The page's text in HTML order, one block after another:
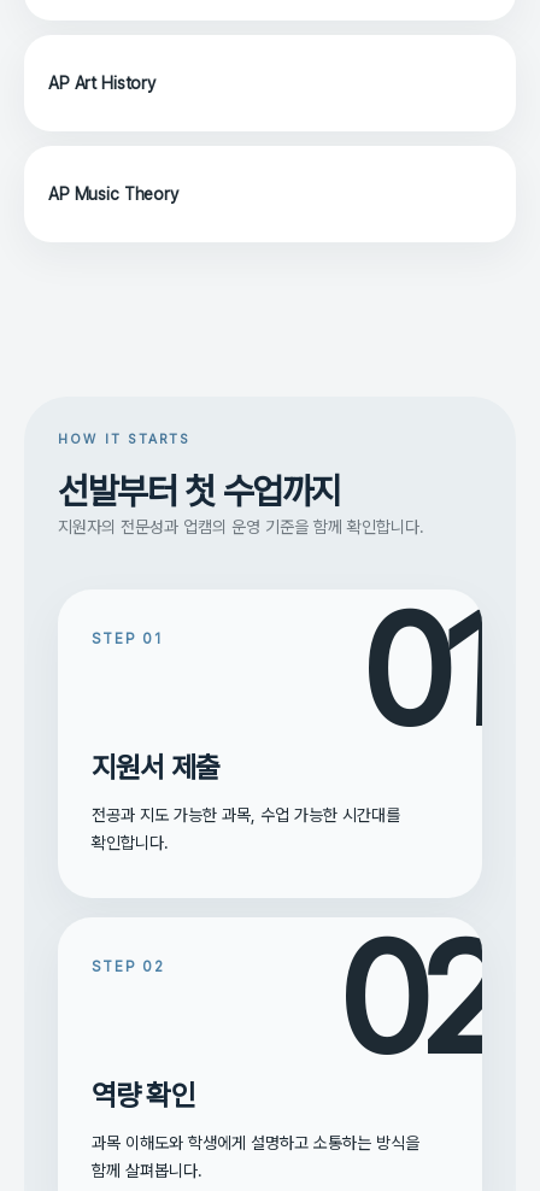
AP Art History
AP Music Theory
HOW IT STARTS
선발부터 첫 수업까지
지원자의 전문성과 업캠의 운영 기준을 함께 확인합니다.
01
STEP 01
지원서 제출
전공과 지도 가능한 과목, 수업 가능한 시간대를
확인합니다.
02
STEP 02
역량 확인
과목 이해도와 학생에게 설명하고 소통하는 방식을
함께 살펴봅니다.